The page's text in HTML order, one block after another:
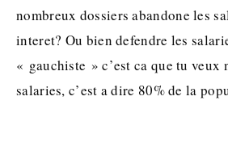
nombreux dossiers abandone les
interet? Ou bien defendre les
« gauchiste » c’est ca que tu veux
salaries, c’est a dire 80% de la